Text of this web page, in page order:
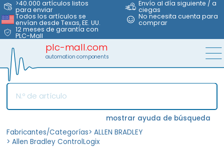
>40.000 artículos listos
para enviar
Envío al día siguiente / a
ciegas
Todos los artículos se
envían desde Texas, EE. UU.
No necesita cuenta para
comprar
12 meses de garantía con
PLC-Mall
plc-mall.com
automation components
mostrar ayuda de búsqueda
Fabricantes/Categorías> ALLEN BRADLEY
> Allen Bradley ControlLogix